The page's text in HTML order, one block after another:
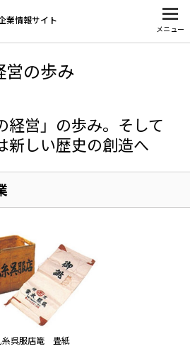
業情報サイト
メニュー
営の歩み
経営」の歩み。そして
新しい歴史の創造へ
糸呉服店篭 畳紙